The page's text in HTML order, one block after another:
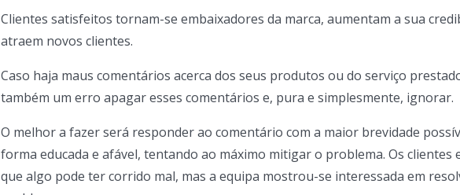
Clientes satisfeitos tornam-se embaixadores da marca, aumentam a sua
atraem novos clientes.
Caso haja maus comentários acerca dos seus produtos ou do serviço
também um erro apagar esses comentários e, pura e simplesmente, ignorar.
O melhor a fazer será responder ao comentário com a maior brevidade
forma educada e afável, tentando ao máximo mitigar o problema. Os clientes
que algo pode ter corrido mal, mas a equipa mostrou-se interessada em